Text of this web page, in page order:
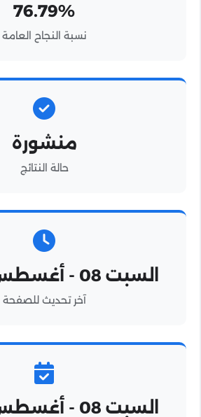
76.79%
نسبة النجاح العامة
منشورة
حالة النتائج
السبت 08 - أغسطس - 2026
آخر تحديث للصفحة
السبت 08 - أغسطس - 2026